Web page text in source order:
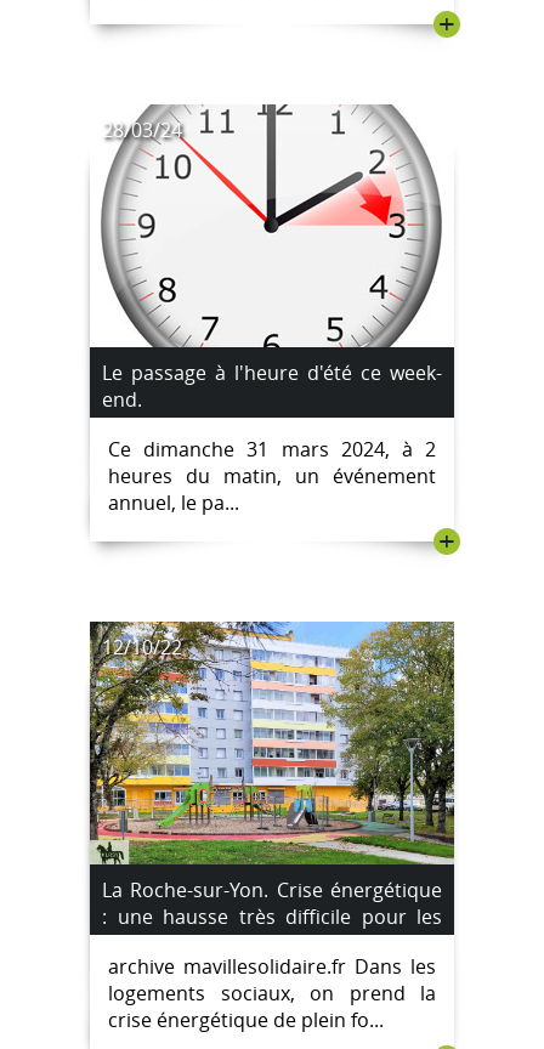
+
28/03/24
Le passage à l'heure d'été ce week-
end.
Ce dimanche 31 mars 2024, à 2
heures du matin, un événement
annuel, le pa...
+
12/10/22
La Roche-sur-Yon. Crise énergétique
: une hausse très difficile pour les
locataires.
archive mavillesolidaire.fr Dans les
logements sociaux, on prend la
crise énergétique de plein fo...